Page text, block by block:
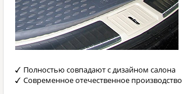
Полностью совпадают с дизайном салона
Современное отечественное производство